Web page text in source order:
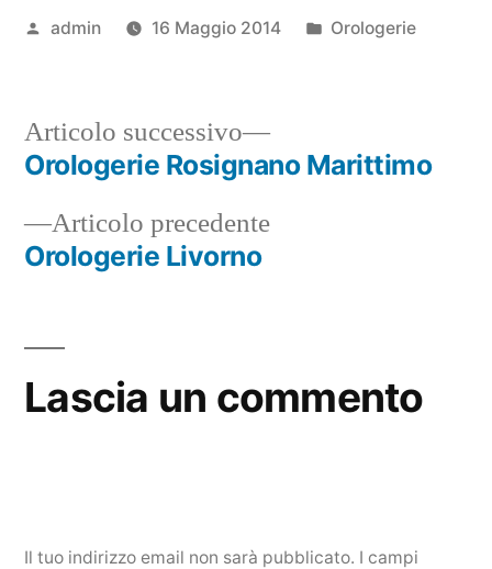
Pubblicato
admin 16 Maggio 2014
Pubblicato
Orologerie
Navigazione
articoli
Articolo precedenteArticolo
Orologerie Livorno
Articolo successivo
Articolo
successivo:
Orologerie Rosignano Marittimo
Lascia un commento
Il tuo indirizzo email non sarà pubblicato. I campi